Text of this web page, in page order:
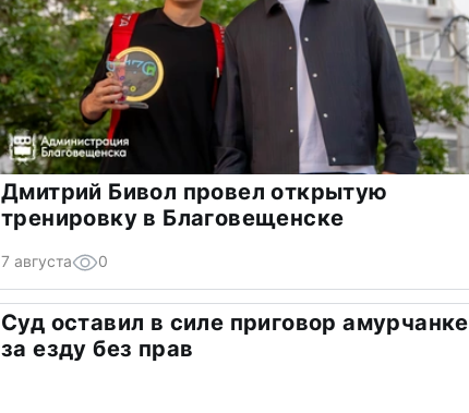
Дмитрий Бивол провел открытую
тренировку в Благовещенске
7 августа 0
Суд оставил в силе приговор амурчанке
за езду без прав